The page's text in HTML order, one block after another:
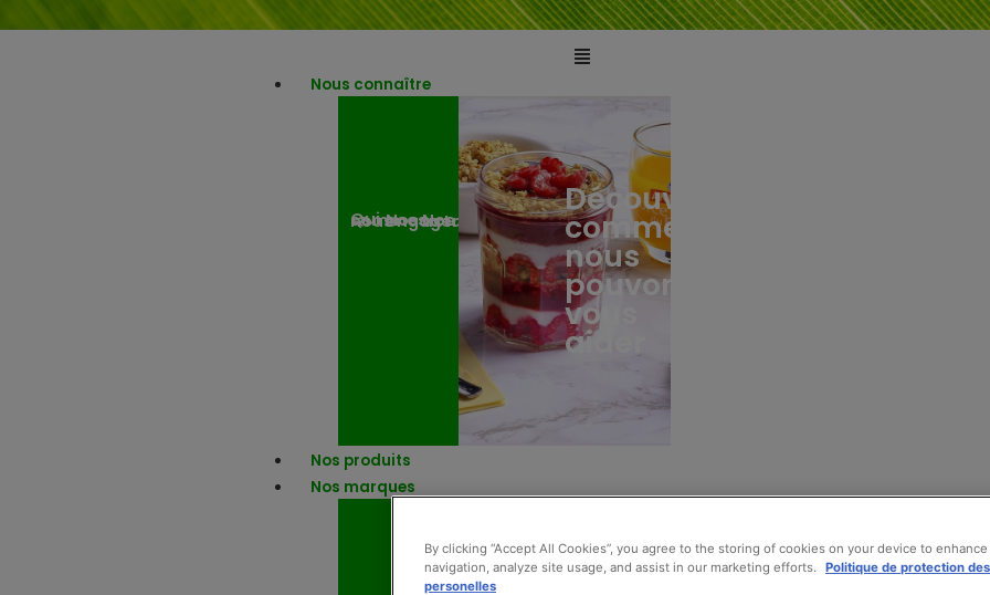
Nous connaître
Qui sommes-nous ? Nos engagements
Nos actualités
Découvrez
comment
nous
pouvons
vous
aider
Nos produits
Nos marques
By clicking “Accept All Cookies”, you agree to the storing of cookies on your device to
navigation, analyze site usage, and assist in our marketing efforts. Politique de protection
personelles